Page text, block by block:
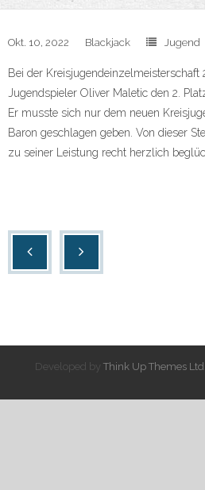
Okt. 10, 2022 Blackjack Jugend
Bei der Kreisjugendeinzelmeisterschaft
Jugendspieler Oliver Maletic den 2.
Er musste sich nur dem neuen
Baron geschlagen geben. Von dieser
zu seiner Leistung recht herzlich
Developed by Think Up Themes Ltd